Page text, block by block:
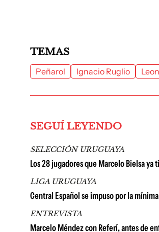
TEMAS
Peñarol Ignacio Ruglio
SEGUÍ LEYENDO
SELECCIÓN URUGUAYA
Los 28 jugadores que Marcelo Bielsa ya
LIGA URUGUAYA
Central Español se impuso por la
ENTREVISTA
Marcelo Méndez con Referí, antes de